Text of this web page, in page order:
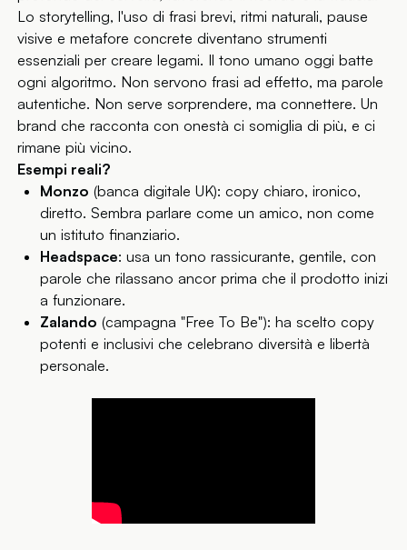
Lo storytelling, l'uso di frasi brevi, ritmi naturali, pause
visive e metafore concrete diventano strumenti
essenziali per creare legami. Il tono umano oggi batte
ogni algoritmo. Non servono frasi ad effetto, ma parole
autentiche. Non serve sorprendere, ma connettere. Un
brand che racconta con onestà ci somiglia di più, e ci
rimane più vicino.
Esempi reali?
Monzo (banca digitale UK): copy chiaro, ironico,
diretto. Sembra parlare come un amico, non come
un istituto finanziario.
Headspace: usa un tono rassicurante, gentile, con
parole che rilassano ancor prima che il prodotto inizi
a funzionare.
Zalando (campagna "Free To Be"): ha scelto copy
potenti e inclusivi che celebrano diversità e libertà
personale.